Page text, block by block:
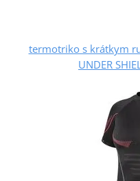
termotriko s krátkym
UNDER